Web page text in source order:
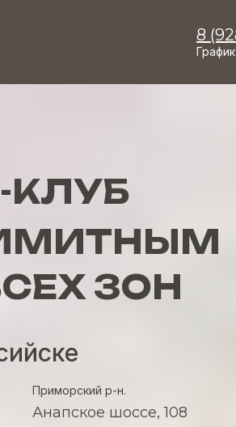
8
Приморский р-н.
Анапское шоссе, 108
ЗОН